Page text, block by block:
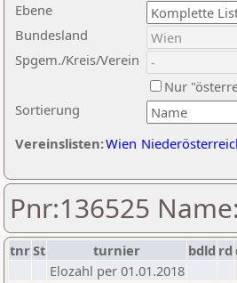
Ebene
Sortierung
Bundesland
Spgem./Kreis/Verein
Nur
Vereinslisten:Wien
Pnr:136525
tnrSt turnier bdld rd
Elozahl per 01.01.2018